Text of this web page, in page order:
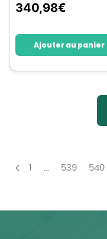
340,98€
Ajouter au panier
Précédent
Page... Page
539 Page
540